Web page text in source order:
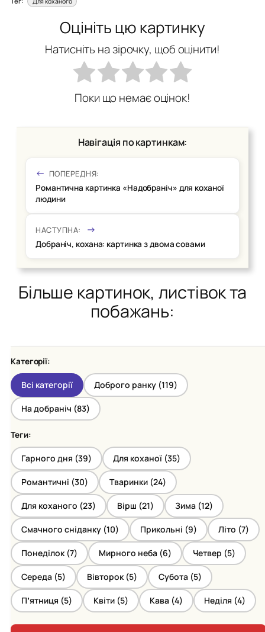
Оцініть цю картинку
Натисніть на зірочку, щоб оцінити!
Поки що немає оцінок!
Навігація по картинкам:
ПОПЕРЕДНЯ:
Романтична картинка «Надобраніч» для коханої
людини
НАСТУПНА:
Добраніч, кохана: картинка з двома совами
Більше картинок, листівок та
побажань:
Категорії:
Всі категорії Доброго ранку (119)
На добраніч (83)
Теги:
Гарного дня (39) Для коханої (35)
Романтичні (30) Тваринки (24)
Для коханого (23) Вірш (21) Зима (12)
Смачного сніданку (10) Прикольні (9) Літо (7)
Понеділок (7) Мирного неба (6) Четвер (5)
Середа (5) Вівторок (5) Субота (5)
Пʼятниця (5) Квіти (5) Кава (4) Неділя (4)